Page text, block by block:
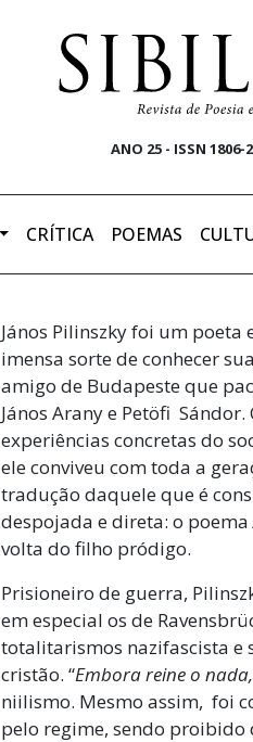
ANO 25 - ISSN 1806-
CRÍTICA POEMAS
János Pilinszky foi um
imensa sorte de conhecer
amigo de Budapeste que
János Arany e Petöfi
experiências concretas do
ele conviveu com toda a
tradução daquele que é
despojada e direta: o poema
volta do filho pródigo.
Prisioneiro de guerra,
em especial os de
totalitarismos nazifascista e
cristão. “Embora reine o
niilismo. Mesmo assim, foi
pelo regime, sendo